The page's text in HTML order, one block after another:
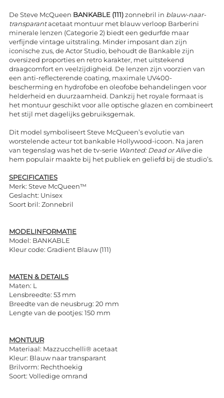
De Steve McQueen BANKABLE (111)zonnebril in blauw-naar-
transparantacetaat montuur met blauw verloop Barberini
minerale lenzen (Categorie 2) biedt een gedurfde maar
verfijnde vintage uitstraling. Minder imposant dan zijn
iconische zus, de Actor Studio, behoudt de Bankable zijn
oversized proporties en retro karakter, met uitstekend
draagcomfort en veelzijdigheid. De lenzen zijn voorzien van
een anti-reflecterende coating, maximale UV400-
bescherming en hydrofobe en oleofobe behandelingen voor
helderheid en duurzaamheid. Dankzij het royale formaat is
het montuur geschikt voor alle optische glazen en combineert
het stijl met dagelijks gebruiksgemak.
Dit model symboliseert Steve McQueen’s evolutie van
worstelende acteur tot bankable Hollywood-icoon. Na jaren
van tegenslag was het de tv-serie Wanted: Dead or Alivedie
hem populair maakte bij het publiek en geliefd bij de studio’s.
SPECIFICATIES
Merk: Steve McQueen™
Geslacht: Unisex
Soort bril: Zonnebril
MODELINFORMATIE
Model: BANKABLE
Kleur code: Gradient Blauw (111)
MATEN & DETAILS
Maten: L
Lensbreedte: 53 mm
Breedte van de neusbrug: 20 mm
Lengte van de pootjes: 150 mm
MONTUUR
Materiaal: Mazzucchelli® acetaat
Kleur: Blauw naar transparant
Brilvorm: Rechthoekig
Soort: Volledige omrand